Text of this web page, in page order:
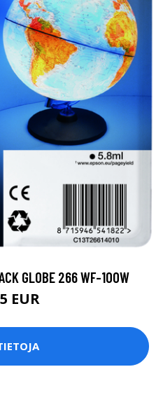
GLOBE 266 WF-100W
EUR